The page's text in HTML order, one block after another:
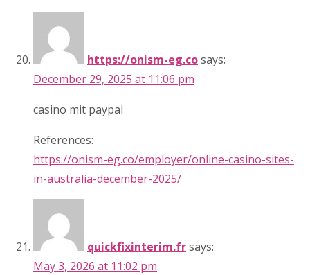
https://onism-eg.cosays:
December 29, 2025 at 11:06 pm
casino mit paypal
References:
https://onism-eg.co/employer/online-casino-sites-
in-australia-december-2025/
quickfixinterim.frsays:
May 3, 2026 at 11:02 pm